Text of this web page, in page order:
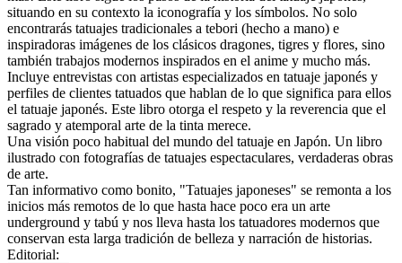
situando en su contexto la iconografía y los símbolos. No solo
encontrarás tatuajes tradicionales a tebori (hecho a mano) e
inspiradoras imágenes de los clásicos dragones, tigres y flores, sino
también trabajos modernos inspirados en el anime y mucho más.
Incluye entrevistas con artistas especializados en tatuaje japonés y
perfiles de clientes tatuados que hablan de lo que significa para ellos
el tatuaje japonés. Este libro otorga el respeto y la reverencia que el
sagrado y atemporal arte de la tinta merece.
Una visión poco habitual del mundo del tatuaje en Japón. Un libro
ilustrado con fotografías de tatuajes espectaculares, verdaderas obras
de arte.
Tan informativo como bonito, "Tatuajes japoneses" se remonta a los
inicios más remotos de lo que hasta hace poco era un arte
underground y tabú y nos lleva hasta los tatuadores modernos que
conservan esta larga tradición de belleza y narración de historias.
Editorial: